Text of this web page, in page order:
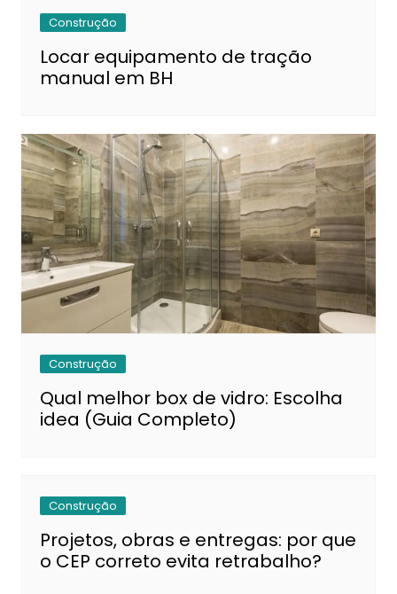
Construção
Locar equipamento de tração
manual em BH
Construção
Qual melhor box de vidro: Escolha
idea (Guia Completo)
Construção
Projetos, obras e entregas: por que
o CEP correto evita retrabalho?